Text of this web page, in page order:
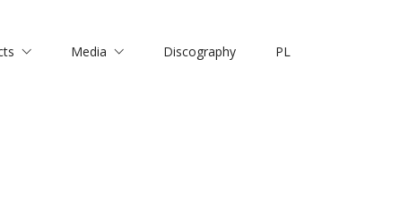
Media Discography PL